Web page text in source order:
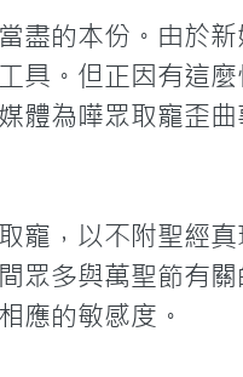
盡的本份。由於
具。但正因有這
體為嘩眾取寵歪
寵，以不附聖經
眾多與萬聖節有
應的敏感度。